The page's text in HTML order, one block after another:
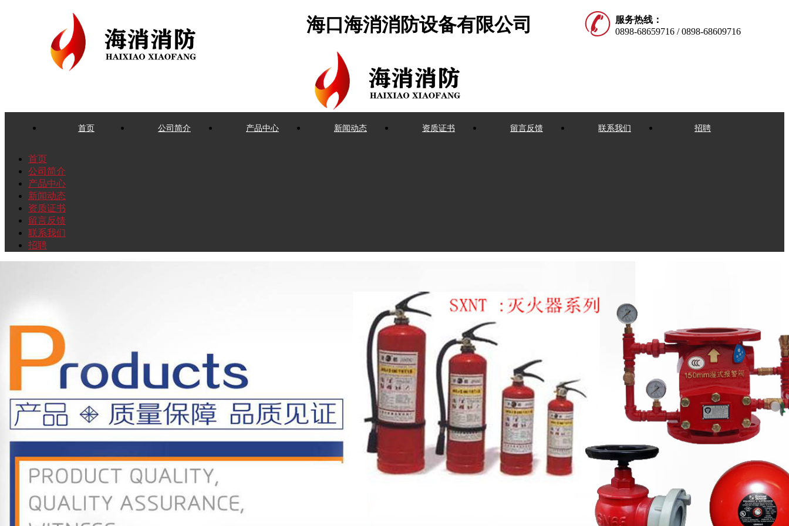
海口海消消防设备有限公司
服务热线：
0898-68659716 / 0898-68609716
首页 公司简介 产品中心 新闻动态 资质证书 留言反馈 联系我们 招聘
首页
公司简介
产品中心
新闻动态
资质证书
留言反馈
联系我们
招聘